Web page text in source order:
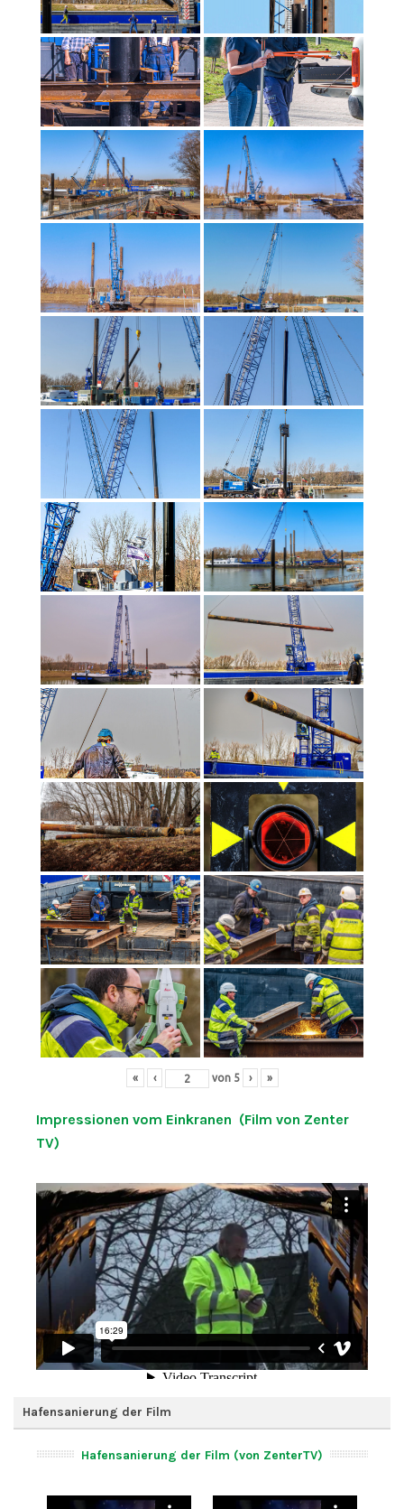
« ‹ von 5 › »
Impressionen vom Einkranen (Film von Zenter
TV)
Hafensanierung der Film
Hafensanierung der Film (von ZenterTV)